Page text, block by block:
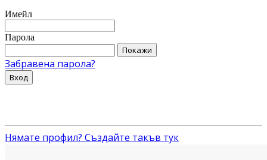
Имейл
Парола
Покажи
Забравена парола?
Вход
Нямате профил? Създайте такъв тук